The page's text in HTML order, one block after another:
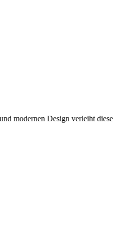
modernen Design verleiht diese